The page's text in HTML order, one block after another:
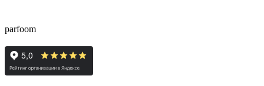
parfoom